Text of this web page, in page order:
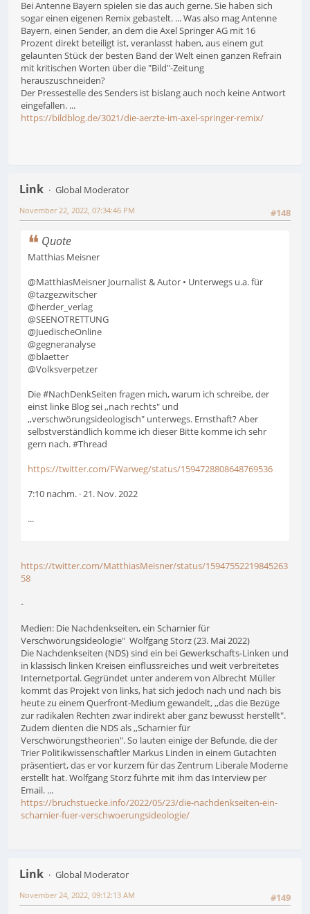
Bei Antenne Bayern spielen sie das auch gerne. Sie haben sich
sogar einen eigenen Remix gebastelt. ... Was also mag Antenne
Bayern, einen Sender, an dem die Axel Springer AG mit 16
Prozent direkt beteiligt ist, veranlasst haben, aus einem gut
gelaunten Stück der besten Band der Welt einen ganzen Refrain
mit kritischen Worten über die "Bild"-Zeitung
herauszuschneiden?
Der Pressestelle des Senders ist bislang auch noch keine Antwort
eingefallen. ...
https://bildblog.de/3021/die-aerzte-im-axel-springer-remix/
Link
Global Moderator
#148
November 22, 2022, 07:34:46 PM
Quote
Matthias Meisner
@MatthiasMeisner Journalist & Autor • Unterwegs u.a. für
@tazgezwitscher
@herder_verlag
@SEENOTRETTUNG
@JuedischeOnline
@gegneranalyse
@blaetter
@Volksverpetzer
Die #NachDenkSeiten fragen mich, warum ich schreibe, der
einst linke Blog sei ,,nach rechts" und
,,verschwörungsideologisch" unterwegs. Ernsthaft? Aber
selbstverständlich komme ich dieser Bitte komme ich sehr
gern nach. #Thread
https://twitter.com/FWarweg/status/1594728808648769536
7:10 nachm. · 21. Nov. 2022
...
https://twitter.com/MatthiasMeisner/status/15947552219845263
58
-
Medien: Die Nachdenkseiten, ein Scharnier für
Verschwörungsideologie" Wolfgang Storz (23. Mai 2022)
Die Nachdenkseiten (NDS) sind ein bei Gewerkschafts-Linken und
in klassisch linken Kreisen einflussreiches und weit verbreitetes
Internetportal. Gegründet unter anderem von Albrecht Müller
kommt das Projekt von links, hat sich jedoch nach und nach bis
heute zu einem Querfront-Medium gewandelt, ,,das die Bezüge
zur radikalen Rechten zwar indirekt aber ganz bewusst herstellt".
Zudem dienten die NDS als ,,Scharnier für
Verschwörungstheorien". So lauten einige der Befunde, die der
Trier Politikwissenschaftler Markus Linden in einem Gutachten
präsentiert, das er vor kurzem für das Zentrum Liberale Moderne
erstellt hat. Wolfgang Storz führte mit ihm das Interview per
Email. ...
https://bruchstuecke.info/2022/05/23/die-nachdenkseiten-ein-
scharnier-fuer-verschwoerungsideologie/
Link
Global Moderator
#149
November 24, 2022, 09:12:13 AM